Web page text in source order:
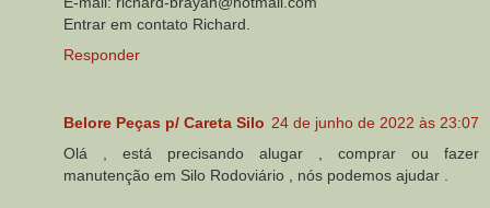
Entrar em contato Richard.
Responder
Belore Peças p/ Careta Silo 24 de junho de 2022 às 23:07
Olá , está precisando alugar , comprar ou fazer
manutenção em Silo Rodoviário , nós podemos ajudar .